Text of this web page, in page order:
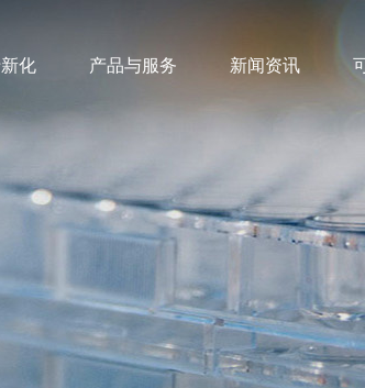
化 产品与服务 新闻资讯